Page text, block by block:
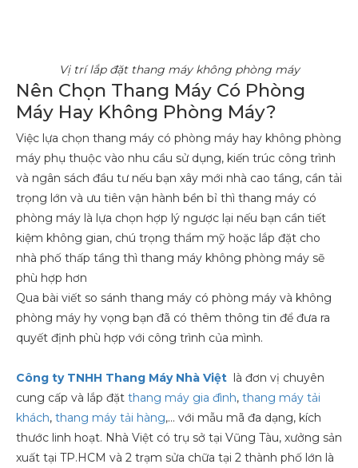
Vị trí lắp đặt thang máy không phòng máy
Nên Chọn Thang Máy Có Phòng
Máy Hay Không Phòng Máy?
Việc lựa chọn thang máy có phòng máy hay không phòng
máy phụ thuộc vào nhu cầu sử dụng, kiến trúc công trình
và ngân sách đầu tư nếu bạn xây mới nhà cao tầng, cần tải
trọng lớn và ưu tiên vận hành bền bỉ thì thang máy có
phòng máy là lựa chọn hợp lý ngược lại nếu bạn cần tiết
kiệm không gian, chú trọng thẩm mỹ hoặc lắp đặt cho
nhà phố thấp tầng thì thang máy không phòng máy sẽ
phù hợp hơn
Qua bài viết so sánh thang máy có phòng máy và không
phòng máy hy vọng bạn đã có thêm thông tin để đưa ra
quyết định phù hợp với công trình của mình.
Công ty TNHH Thang Máy Nhà Việt là đơn vị chuyên
cung cấp và lắp đặt thang máy gia đình, thang máy tải
khách, thang máy tải hàng,... với mẫu mã đa dạng, kích
thước linh hoạt. Nhà Việt có trụ sở tại Vũng Tàu, xưởng sản
xuất tại TP.HCM và 2 trạm sửa chữa tại 2 thành phố lớn là